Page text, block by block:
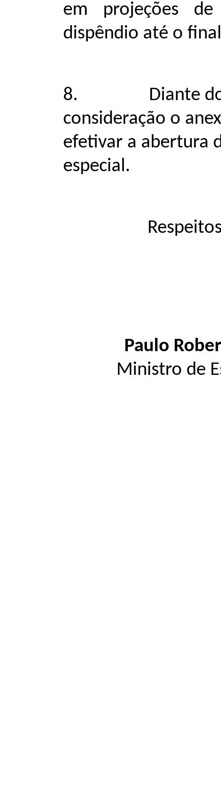
em projeções de
dispêndio até o
8.
Diante
consideração o
efetivar a abertura
especial.
Paulo
Ministro de